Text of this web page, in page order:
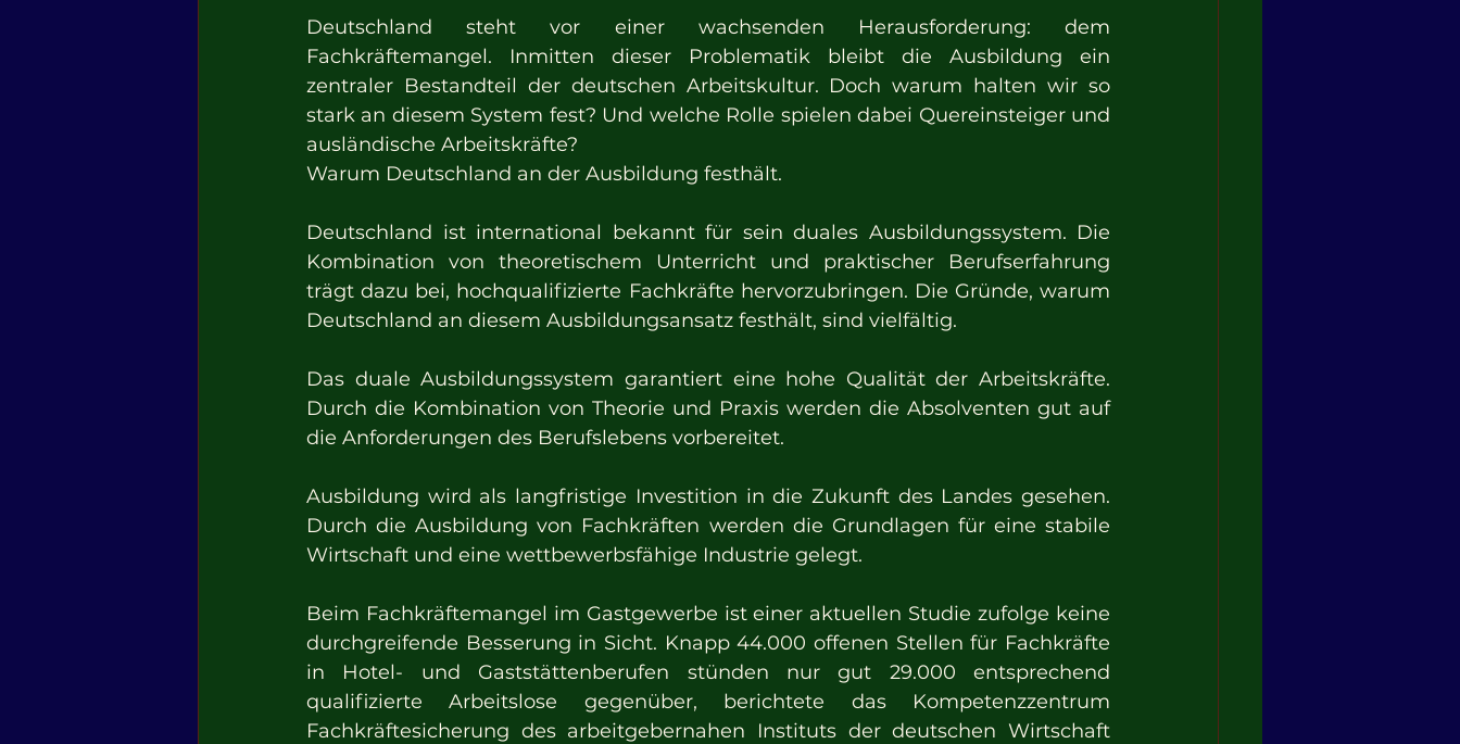
Deutschland steht vor einer wachsenden Herausforderung: dem
Fachkräftemangel. Inmitten dieser Problematik bleibt die Ausbildung ein
zentraler Bestandteil der deutschen Arbeitskultur. Doch warum halten wir so
stark an diesem System fest? Und welche Rolle spielen dabei Quereinsteiger und
ausländische Arbeitskräfte?
Warum Deutschland an der Ausbildung festhält.
Deutschland ist international bekannt für sein duales Ausbildungssystem. Die
Kombination von theoretischem Unterricht und praktischer Berufserfahrung
trägt dazu bei, hochqualifizierte Fachkräfte hervorzubringen. Die Gründe, warum
Deutschland an diesem Ausbildungsansatz festhält, sind vielfältig.
Das duale Ausbildungssystem garantiert eine hohe Qualität der Arbeitskräfte.
Durch die Kombination von Theorie und Praxis werden die Absolventen gut auf
die Anforderungen des Berufslebens vorbereitet.
Ausbildung wird als langfristige Investition in die Zukunft des Landes gesehen.
Durch die Ausbildung von Fachkräften werden die Grundlagen für eine stabile
Wirtschaft und eine wettbewerbsfähige Industrie gelegt.
Beim Fachkräftemangel im Gastgewerbe ist einer aktuellen Studie zufolge keine
durchgreifende Besserung in Sicht. Knapp 44.000 offenen Stellen für Fachkräfte
in Hotel- und Gaststättenberufen stünden nur gut 29.000 entsprechend
qualifizierte Arbeitslose gegenüber, berichtete das Kompetenzzentrum
Fachkräftesicherung des arbeitgebernahen Instituts der deutschen Wirtschaft